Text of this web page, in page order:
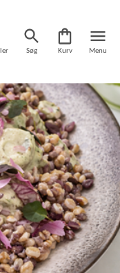
Søg Kurv Menu